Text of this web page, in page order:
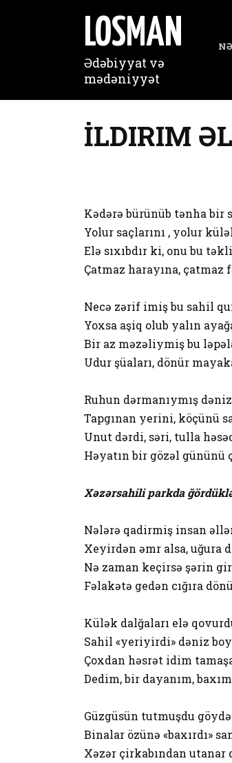
LOSMAN
Ədəbiyyat və
mədəniyyət
İLDIRIM
Kədərə bürünüb tənha bir
Yolur saçlarını , yolur
Elə sıxıbdır ki, onu bu
Çatmaz harayına, çatmaz
Necə zərif imiş bu sahil
Yoxsa aşiq olub yalın
Bir az məzəliymiş bu
Udur şüaları, dönür
Ruhun dərmanıymış
Tapgınan yerini, köçünü
Unut dərdi, səri, tulla
Həyatın bir gözəl gününü
Xəzərsahili parkda
Nələrə qadirmiş insan
Xeyirdən əmr alsa, uğura
Nə zaman keçirsə şərin
Fəlakətə gedən cığıra
Külək dalğaları elə
Sahil «yeriyirdi» dəniz
Çoxdan həsrət idim
Dedim, bir dayanım,
Güzgüsün tutmuşdu
Binalar özünə «baxırdı»
Xəzər çirkabından utanar